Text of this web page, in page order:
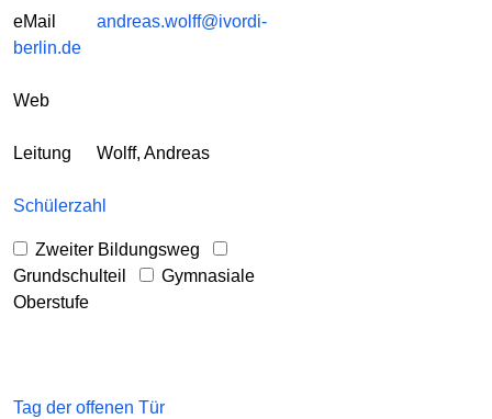
eMail
andreas.wolff@ivordi-
berlin.de
Web
Leitung Wolff, Andreas
Schülerzahl
Zweiter Bildungsweg
Grundschulteil
Gymnasiale
Oberstufe
Tag der offenen Tür